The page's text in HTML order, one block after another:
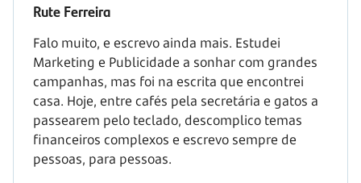
Rute Ferreira
Falo muito, e escrevo ainda mais. Estudei
Marketing e Publicidade a sonhar com grandes
campanhas, mas foi na escrita que encontrei
casa. Hoje, entre cafés pela secretária e gatos a
passearem pelo teclado, descomplico temas
financeiros complexos e escrevo sempre de
pessoas, para pessoas.